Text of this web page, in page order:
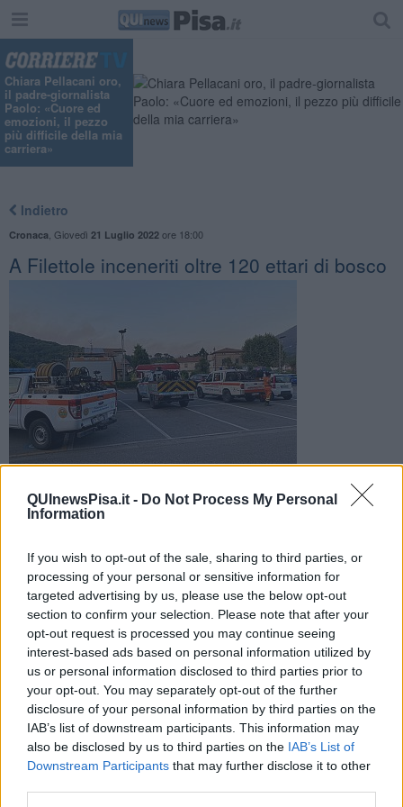
QUInewsPisa.it - Do Not Process My Personal
Information
If you wish to opt-out of the sale, sharing to third parties, or
processing of your personal or sensitive information for
targeted advertising by us, please use the below opt-out
section to confirm your selection. Please note that after your
opt-out request is processed you may continue seeing
interest-based ads based on personal information utilized by
us or personal information disclosed to third parties prior to
your opt-out. You may separately opt-out of the further
disclosure of your personal information by third parties on the
IAB’s list of downstream participants. This information may
also be disclosed by us to third parties on the IAB’s List of
Downstream Participants that may further disclose it to other
Chiara Pellacani oro,
il padre-giornalista
Paolo: «Cuore ed
emozioni, il pezzo
più difficile della mia
carriera»
Indietro
Cronaca Giovedì 21 Luglio 2022ore 18:00
A Filettole inceneriti oltre 120 ettari di bosco
Foto di: Massimiliano Angori (da Facebook)
lavoro per fermare le riprese del rogo favorite dal vento
L'incendio divampato martedì tra i boschi di
Filettole è in fase di bonifica. Lo rendono noto i vigili del fuoco, al
lavoro per fermare le riprese che al momento sono frequenti e
favorite dal vento.
Il rogo ha colpito un'area di circa 120 ettari.